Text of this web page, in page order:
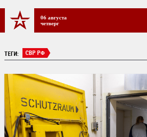
06 августа
четверг
ТЕГИ: СВР РФ